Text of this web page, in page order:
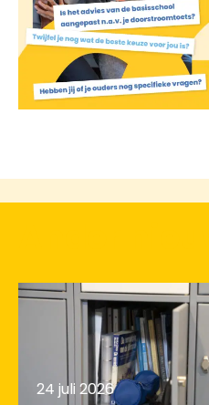
24 juli 2026